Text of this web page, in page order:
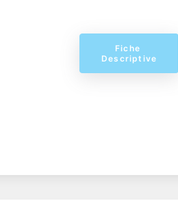
Fiche
Descriptive